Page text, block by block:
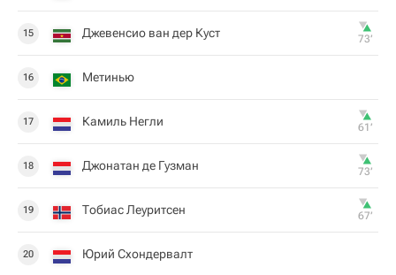
15 Джевенсио ван дер Куст 73‎’‎
16 Метинью
17 Камиль Негли 61‎’‎
18 Джонатан де Гузман 73‎’‎
19 Тобиас Леуритсен 67‎’‎
20 Юрий Схондервалт